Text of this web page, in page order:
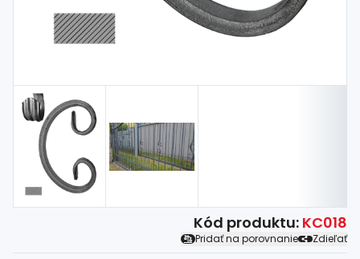
Kód produktu: KC018
Pridať na porovnanie Zdieľať